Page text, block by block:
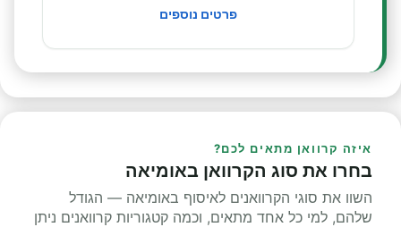
פרטים נוספים
איזה קרוואן מתאים לכם?
בחרו את סוג הקרוואן באומיאה
השוו את סוגי הקרוואנים לאיסוף באומיאה — הגודל
שלהם, למי כל אחד מתאים, וכמה קטגוריות קרוואנים ניתן